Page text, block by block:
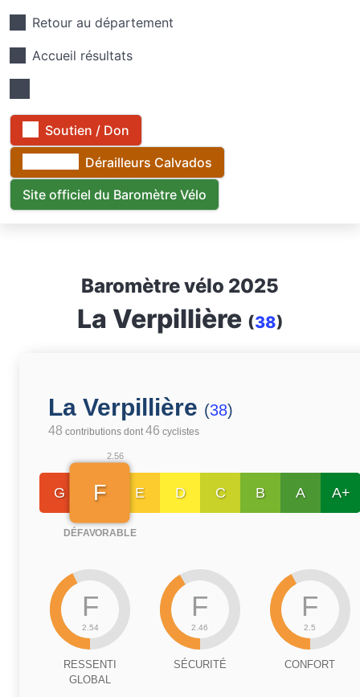
Retour au département
Accueil résultats
Soutien / Don
Dérailleurs Calvados
Site officiel du Baromètre Vélo
Baromètre vélo 2025
La Verpillière (38)
La Verpillière (38)
48 contributions dont46 cyclistes
G
2.56
F
DÉFAVORABLE
E D C B A A+
F
2.54
RESSENTI
GLOBAL
F
2.46
SÉCURITÉ
F
2.5
CONFORT